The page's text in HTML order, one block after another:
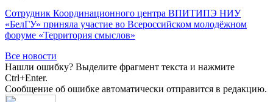
Сотрудник Координационного центра ВПИТИПЭ НИУ
«БелГУ» приняла участие во Всероссийском молодёжном
форуме «Территория смыслов»
Все новости
Нашли ошибку? Выделите фрагмент текста и нажмите
Ctrl+Enter.
Сообщение об ошибке автоматически отправится в редакцию.